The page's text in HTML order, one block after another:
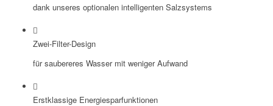
dank unseres optionalen intelligenten Salzsystems
Zwei-Filter-Design
für saubereres Wasser mit weniger Aufwand
Erstklassige Energiesparfunktionen